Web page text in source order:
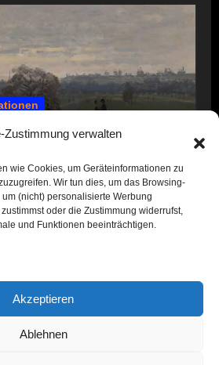
Zustimmung verwalten
wie Cookies, um Geräteinformationen zu
Wir tun dies, um das Browsing-
(nicht) personalisierte Werbung
oder die Zustimmung widerrufst,
und Funktionen beeinträchtigen.
Akzeptieren
Ablehnen
und Jugend
von BiPi